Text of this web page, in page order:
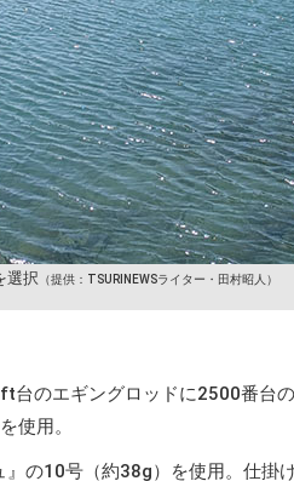
選択 （提供：TSURINEWSライター・田村昭人）
台のエギングロッドに2500番台
使用。
の10号（約38g）を使用。仕掛